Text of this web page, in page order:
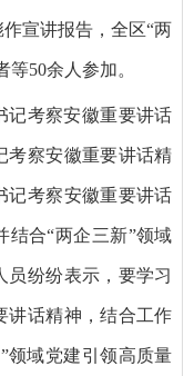
宣讲报告，全区“两
50余人参加。
记考察安徽重要讲话
考察安徽重要讲话精
记考察安徽重要讲话
结合“两企三新”领域
员纷纷表示，要学习
讲话精神，结合工作
领域党建引领高质量